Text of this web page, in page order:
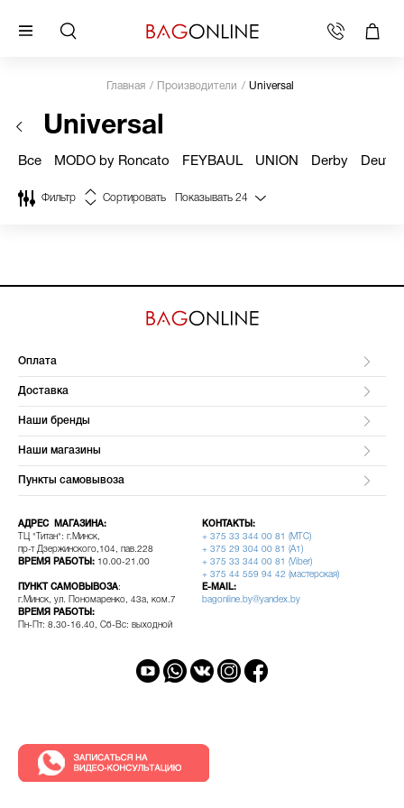
Главная Производители Universal
Universal
Все MODO by Roncato FEYBAUL UNION Derby Deuter
Фильтр Сортировать Показывать 24
Оплата
Доставка
Наши бренды
Наши магазины
Пункты самовывоза
АДРЕС МАГАЗИНА:
ТЦ "Титан": г.Минск,
пр-т Дзержинского,104, пав.228
ВРЕМЯ РАБОТЫ: 10.00-21.00
ПУНКТ САМОВЫВОЗА:
г.Минск, ул. Пономаренко, 43а, ком.7
ВРЕМЯ РАБОТЫ:
Пн-Пт: 8.30-16.40, Сб-Вс: выходной
КОНТАКТЫ:
+ 375 33 344 00 81 (МТС)
+ 375 29 304 00 81 (A1)
+ 375 33 344 00 81 (Viber)
+ 375 44 559 94 42 (мастерская)
E-MAIL:
bagonline.by@yandex.by